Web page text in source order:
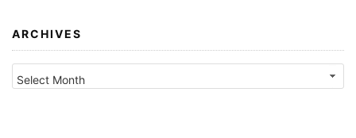
ARCHIVES
Archives